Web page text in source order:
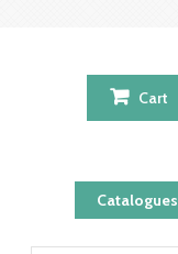
Catalogues
Cart